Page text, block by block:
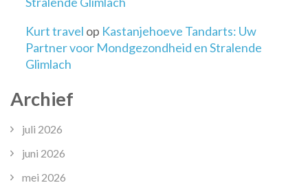
Kurt travel op Kastanjehoeve Tandarts: Uw
Partner voor Mondgezondheid en Stralende
Glimlach
Archief
juli 2026
juni 2026
mei 2026